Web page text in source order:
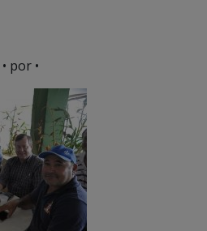
• por •